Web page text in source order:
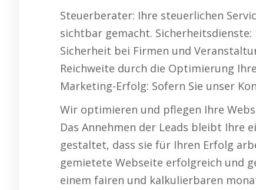
Steuerberater: Ihre steuerlichen
sichtbar gemacht.
Sicherheit bei Firmen und
Reichweite durch die Optimierung
Marketing-Erfolg: Sofern Sie unser
Wir optimieren und pflegen Ihre
Das Annehmen der Leads bleibt Ihre
gestaltet, dass sie für Ihren Erfolg
gemietete Webseite erfolgreich und
einem fairen und kalkulierbaren